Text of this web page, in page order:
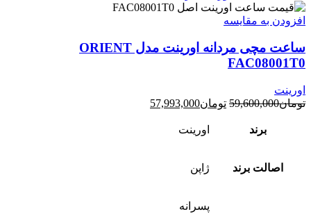
افزودن به مقایسه
ساعت مچی مردانه اورینت مدل ORIENT
FAC08001T0
اورینت
تومان59,600,000 قیمت
تومان59,600,000
تومان57,993,000
برند اورینت
اصالت برند ژاپن
پسرانه